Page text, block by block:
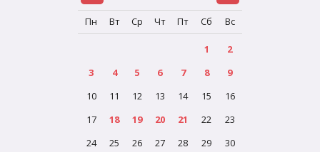
Пн Вт Ср Чт Пт Сб Вс
1
2
3
4 5 6 7 8
9
10
11 12 13 14 15
16
17
18 19 20 21 22
23
24
25 26 27 28 29
30